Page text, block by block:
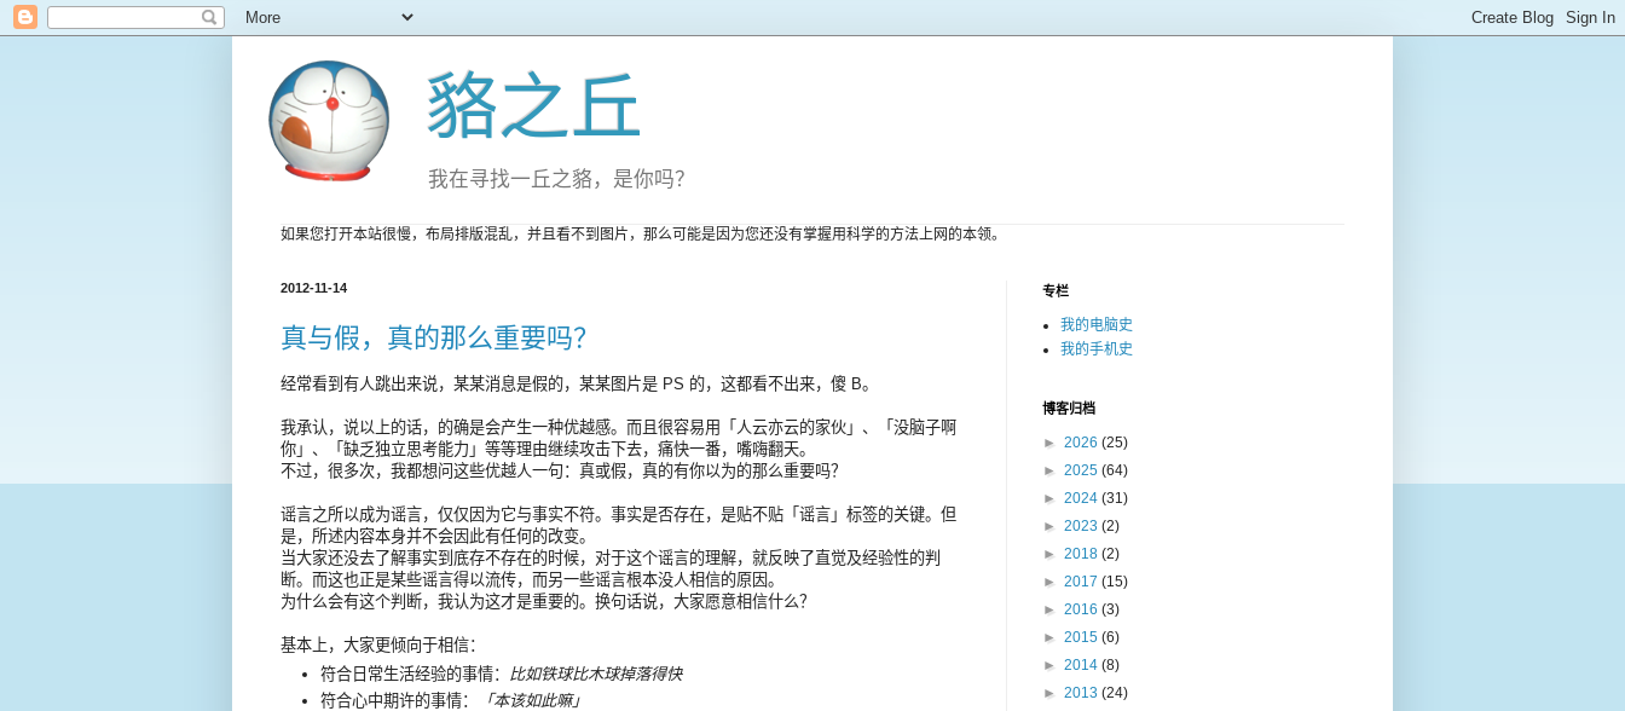
貉之丘
我在寻找一丘之貉，是你吗？
如果您打开本站很慢，布局排版混乱，并且看不到图片，那么可能是因为您还没有掌握用科学的方法上网的本领。
2012-11-14
真与假，真的那么重要吗？
经常看到有人跳出来说，某某消息是假的，某某图片是 PS 的，这都看不出来，傻 B。
我承认，说以上的话，的确是会产生一种优越感。而且很容易用「人云亦云的家伙」、「没脑子啊
你」、「缺乏独立思考能力」等等理由继续攻击下去，痛快一番，嘴嗨翻天。
不过，很多次，我都想问这些优越人一句：真或假，真的有你以为的那么重要吗？
谣言之所以成为谣言，仅仅因为它与事实不符。事实是否存在，是贴不贴「谣言」标签的关键。但
是，所述内容本身并不会因此有任何的改变。
当大家还没去了解事实到底存不存在的时候，对于这个谣言的理解，就反映了直觉及经验性的判
断。而这也正是某些谣言得以流传，而另一些谣言根本没人相信的原因。
为什么会有这个判断，我认为这才是重要的。换句话说，大家愿意相信什么？
基本上，大家更倾向于相信：
符合日常生活经验的事情： 比如铁球比木球掉落得快
符合心中期许的事情：
「本该如此嘛」
专栏
我的电脑史
我的手机史
博客归档
► 2026 (25)
► 2025 (64)
► 2024 (31)
► 2023 (2)
► 2018 (2)
► 2017 (15)
► 2016 (3)
► 2015 (6)
► 2014 (8)
► 2013 (24)